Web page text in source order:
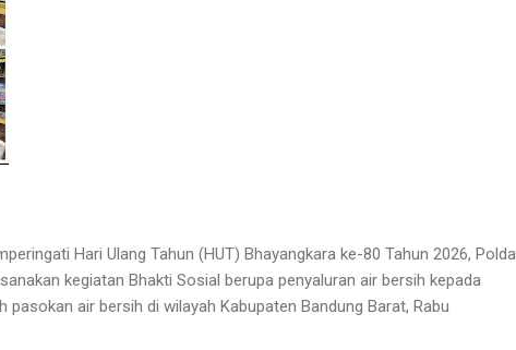
Hari Ulang Tahun (HUT) Bhayangkara ke-80 Tahun 2026, Polda
kegiatan Bhakti Sosial berupa penyaluran air bersih kepada
air bersih di wilayah Kabupaten Bandung Barat, Rabu